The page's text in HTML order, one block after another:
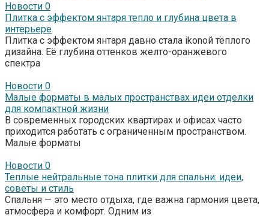
Новости 0
Плитка с эффектом янтаря тепло и глубина цвета в
интерьере
Плитка с эффектом янтаря давно стала ikonой тёплого
дизайна. Её глубина оттенков желто-оранжевого
спектра
Новости 0
Малые форматы в малых пространствах идеи отделки
для компактной жизни
В современных городских квартирах и офисах часто
приходится работать с ограниченным пространством.
Малые форматы
Новости 0
Теплые нейтральные тона плитки для спальни: идеи,
советы и стиль
Спальня — это место отдыха, где важна гармония цвета,
атмосфера и комфорт. Одним из